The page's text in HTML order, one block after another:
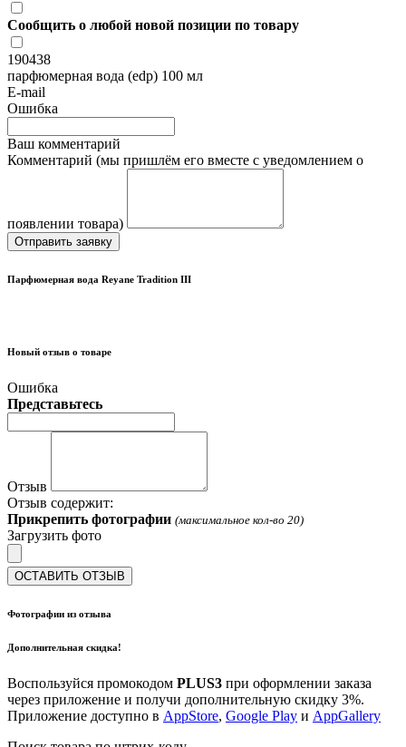
Сообщить о любой новой позиции по товару
190438
парфюмерная вода (edp) 100 мл
E-mail
Ошибка
Ваш комментарий
Комментарий (мы пришлём его вместе с уведомлением о
появлении товара)
Отправить заявку
Парфюмерная вода Reyane Tradition III
Новый отзыв о товаре
Ошибка
Представьтесь
Отзыв
Отзыв содержит:
Прикрепить фотографии (максимальное кол-во 20)
Загрузить фото
ОСТАВИТЬ ОТЗЫВ
Фотографии из отзыва
Дополнительная скидка!
Воспользуйся промокодом PLUS3 при оформлении заказа
через приложение и получи дополнительную скидку 3%.
Приложение доступно в AppStore, Google Play и AppGallery